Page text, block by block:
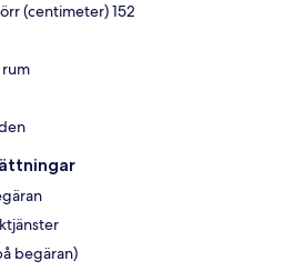
(centimeter) 152
begäran)